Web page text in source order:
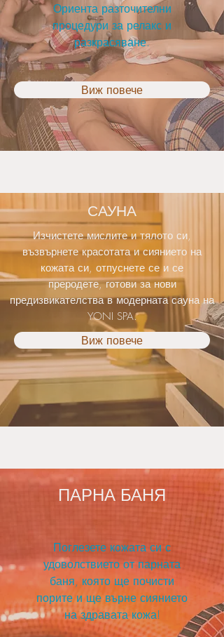
Ориента разточителни
процедури за релакс и
разкрасяване.
Виж повече
САУНА
Изчистете мислите и тялото си,
възвърнете красотата и сиянието на
кожата си, отпуснете се и се
преродете, готови за нови
предизвикателства в модерната сауна на
YONI SPA.
Виж повече
ПАРНА БАНЯ
Поглезете кожата си с
удоволствието от парната
баня, която ще почисти
порите и ще върне сиянието
на здравата кожа!